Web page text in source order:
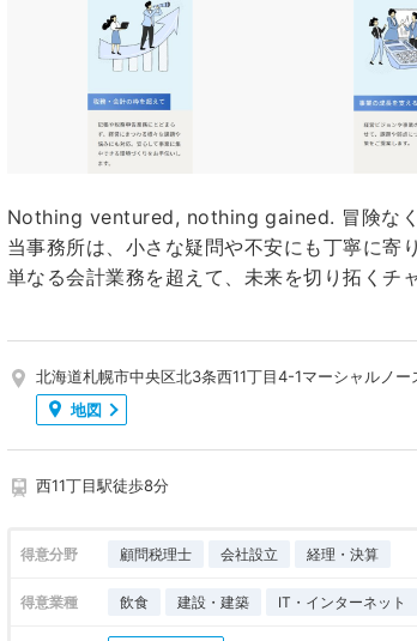
Nothing ventured, nothing gained. 冒険なく
当事務所は、小さな疑問や不安にも丁寧に寄
単なる会計業務を超えて、未来を切り拓くチ
北海道札幌市中央区北3条西11丁目4-1マーシャルノー
地図
西11丁目駅徒歩8分
得意分野 顧問税理士 会社設立 経理・決算
得意業種 飲食 建設・建築 IT・インターネット